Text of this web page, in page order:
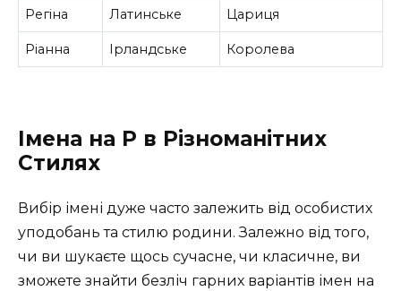
Регіна Латинське Цариця
Ріанна Ірландське Королева
Імена на Р в Різноманітних
Стилях
Вибір імені дуже часто залежить від особистих
уподобань та стилю родини. Залежно від того,
чи ви шукаєте щось сучасне, чи класичне, ви
зможете знайти безліч гарних варіантів імен на